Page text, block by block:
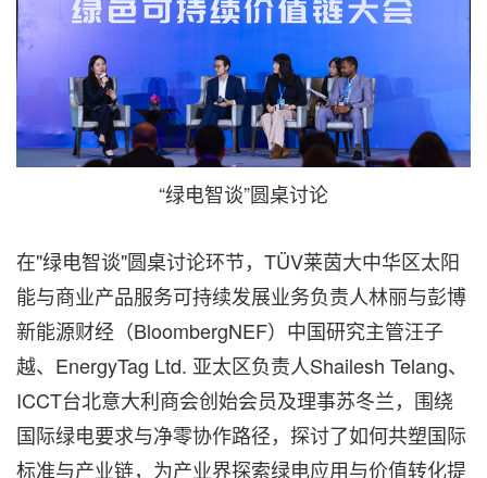
“绿电智谈”圆桌讨论
在"绿电智谈"圆桌讨论环节，TÜV莱茵大中华区太阳
能与商业产品服务可持续发展业务负责人林丽与彭博
新能源财经（BloombergNEF）中国研究主管汪子
越、EnergyTag Ltd. 亚太区负责人Shailesh Telang、
ICCT台北意大利商会创始会员及理事苏冬兰，围绕
国际绿电要求与净零协作路径，探讨了如何共塑国际
标准与产业链，为产业界探索绿电应用与价值转化提